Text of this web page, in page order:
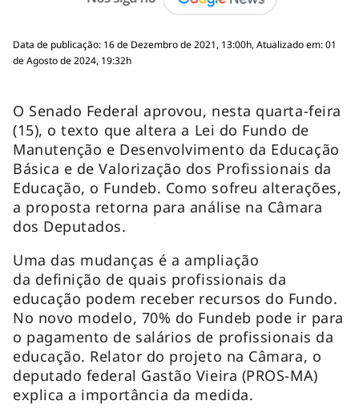
Data de publicação: 16 de Dezembro de 2021, 13:00h, Atualizado em: 01
de Agosto de 2024, 19:32h
O Senado Federal aprovou, nesta quarta-feira
(15), o texto que altera a Lei do Fundo de
Manutenção e Desenvolvimento da Educação
Básica e de Valorização dos Profissionais da
Educação, o Fundeb. Como sofreu alterações,
a proposta retorna para análise na Câmara
dos Deputados.
Uma das mudanças é a ampliação
da definição de quais profissionais da
educação podem receber recursos do Fundo.
No novo modelo, 70% do Fundeb pode ir para
o pagamento de salários de profissionais da
educação. Relator do projeto na Câmara, o
deputado federal Gastão Vieira (PROS-MA)
explica a importância da medida.